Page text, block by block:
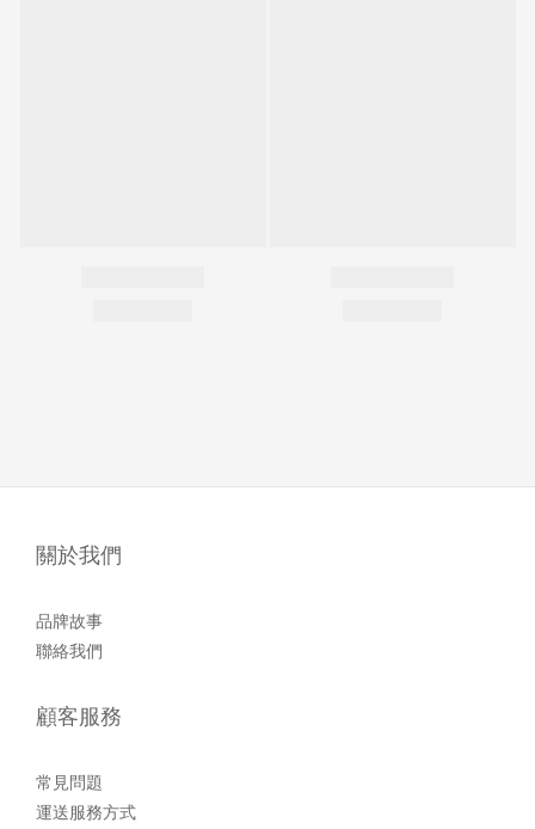
關於我們
品牌故事
聯絡我們
顧客服務
常見問題
運送服務方式